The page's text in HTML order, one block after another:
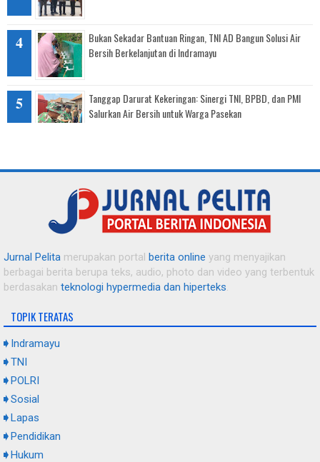
Bukan Sekadar Bantuan Ringan, TNI AD Bangun Solusi Air
Bersih Berkelanjutan di Indramayu
Tanggap Darurat Kekeringan: Sinergi TNI, BPBD, dan PMI
Salurkan Air Bersih untuk Warga Pasekan
Mengembang Usai Diguyur Air Bersih Bantuan Kodim 0616
Indramayu
Dituduh Nikah Siri dengan Kepsek, Guru SD di Indramayu
Angkat Bicara dan Bongkar Teror Mantan Suami
Atasi Berkah Musim Tanam, Pemdes Langut dan Petani
Kompak "Ngobor Tikus" demi Amankan Padi Muda
Jurnal Pelita merupakan portal berita online yang menyajikan
berbagai berita berupa teks, audio, photo dan video yang terbentuk
berdasakan teknologi hypermedia dan hiperteks.
TOPIK TERATAS
Indramayu
TNI
POLRI
Sosial
Lapas
Pendidikan
Hukum